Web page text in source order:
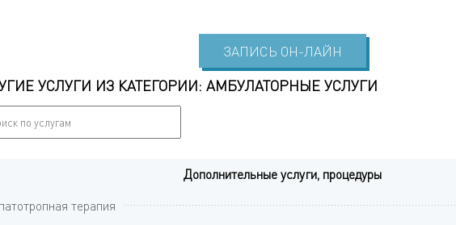
ЗАПИСЬ ОН-ЛАЙН
УСЛУГИ ИЗ КАТЕГОРИИ: АМБУЛАТОРНЫЕ УСЛУГИ
Дополнительные услуги, процедуры
терапия